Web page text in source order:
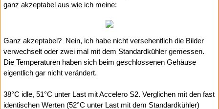
ganz akzeptabel aus wie ich meine:
Ganz akzeptabel? Nein, ich habe nicht versehentlich die Bilder
verwechselt oder zwei mal mit dem Standardkühler gemessen.
Die Temperaturen haben sich beim geschlossenen Gehäuse
eigentlich gar nicht verändert.
38°C idle, 51°C unter Last mit Accelero S2. Verglichen mit den fast
identischen Werten (52°C unter Last mit dem Standardkühler)